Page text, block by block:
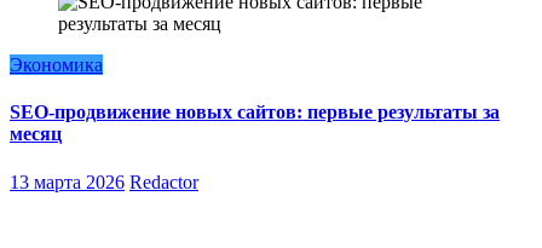
Экономика
SEO-продвижение новых сайтов: первые результаты за
месяц
13 марта 2026 Redactor